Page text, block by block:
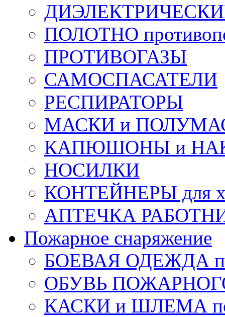
ДИЭЛЕКТРИЧЕСКИЕ
ПОЛОТНО
ПРОТИВОГАЗЫ
САМОСПАСАТЕЛИ
РЕСПИРАТОРЫ
МАСКИ и
КАПЮШОНЫ и
НОСИЛКИ
КОНТЕЙНЕРЫ для
АПТЕЧКА
Пожарное снаряжение
БОЕВАЯ ОДЕЖДА
ОБУВЬ
КАСКИ и ШЛЕМА